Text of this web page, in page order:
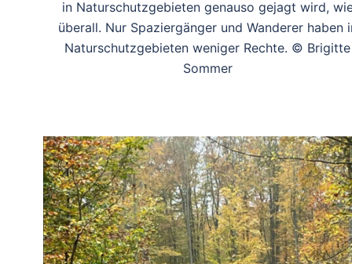
in Naturschutzgebieten genauso gejagt wird,
überall. Nur Spaziergänger und Wanderer haben
Naturschutzgebieten weniger Rechte. © Brigitte
Sommer